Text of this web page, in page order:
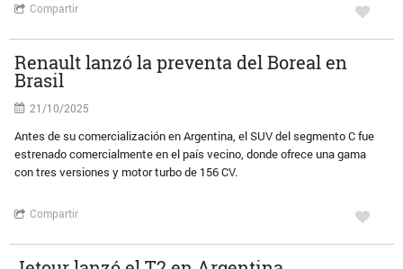
Compartir
Renault lanzó la preventa del Boreal en
Brasil
21/10/2025
Antes de su comercialización en Argentina, el SUV del segmento C fue
estrenado comercialmente en el país vecino, donde ofrece una gama
con tres versiones y motor turbo de 156 CV.
Compartir